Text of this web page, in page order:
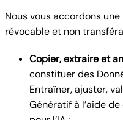
Nous vous accordons
révocable et non
Copier, extraire et
constituer des
Entraîner, ajuster,
Génératif à l’aide